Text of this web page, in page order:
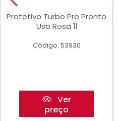
Protetivo Turbo Pro Pronto
Uso Rosa 1l
Código: 53930
Ver
preço